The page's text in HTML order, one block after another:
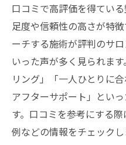
口コミで高評価を得てい
足度や信頼性の高さが特
ーチする施術が評判のサ
いった声が多く見られま
リング」「一人ひとりに
アフターサポート」とい
す。口コミを参考にする
例などの情報をチェックし